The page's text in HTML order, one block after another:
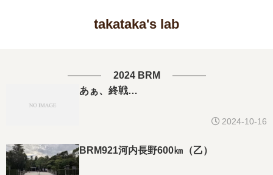
takataka's lab
2024 BRM
あぁ、終戦…
2024-10-16
BRM921河内長野600㎞（乙）